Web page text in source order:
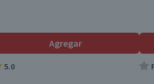
Paquete
Agregar
5.0